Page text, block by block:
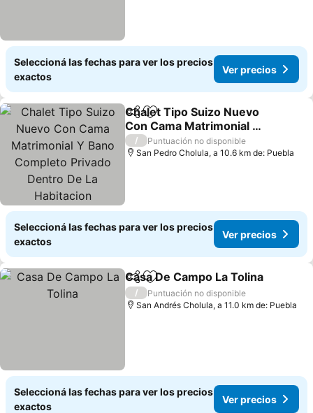
Seleccioná las fechas para ver los precios
exactos
Ver precios
CompartirAñadir a favoritos
Chalet Tipo Suizo Nuevo
Con Cama Matrimonial Y
Bano Completo Privado
Dentro De La Habitacion
Ver precios
/
Puntuación no disponible
San Pedro Cholula, a 10.6 km de: Puebla
Seleccioná las fechas para ver los precios
exactos
Ver precios
CompartirAñadir a favoritos
Casa De Campo La Tolina
/
Puntuación no disponible
San Andrés Cholula, a 11.0 km de: Puebla
Seleccioná las fechas para ver los precios
exactos
Ver precios